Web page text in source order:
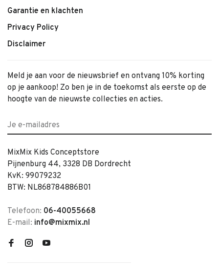
Garantie en klachten
Privacy Policy
Disclaimer
Meld je aan voor de nieuwsbrief en ontvang 10% korting
op je aankoop! Zo ben je in de toekomst als eerste op de
hoogte van de nieuwste collecties en acties.
MixMix Kids Conceptstore
Pijnenburg 44, 3328 DB Dordrecht
KvK: 99079232
BTW: NL868784886B01
Telefoon: 06-40055668
E-mail: info@mixmix.nl